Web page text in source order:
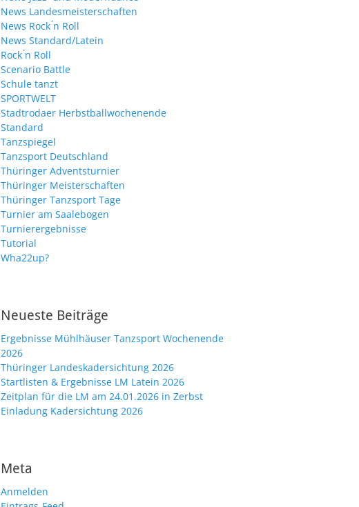
News Landesmeisterschaften
News Rock ́n Roll
News Standard/Latein
Rock ́n Roll
Scenario Battle
Schule tanzt
SPORTWELT
Stadtrodaer Herbstballwochenende
Standard
Tanzspiegel
Tanzsport Deutschland
Thüringer Adventsturnier
Thüringer Meisterschaften
Thüringer Tanzsport Tage
Turnier am Saalebogen
Turnierergebnisse
Tutorial
Wha22up?
Neueste Beiträge
Ergebnisse Mühlhäuser Tanzsport Wochenende
2026
Thüringer Landeskadersichtung 2026
Startlisten & Ergebnisse LM Latein 2026
Zeitplan für die LM am 24.01.2026 in Zerbst
Einladung Kadersichtung 2026
Meta
Anmelden